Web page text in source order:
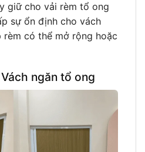
giữ cho vải rèm tổ ong
sự ổn định cho vách
rèm có thể mở rộng hoặc
ngăn tổ ong